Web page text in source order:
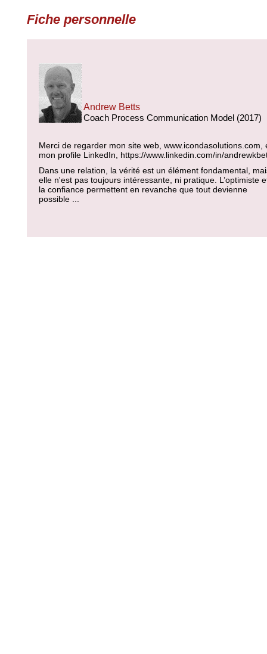
Fiche personnelle
Andrew Betts
Coach Process Communication Model (2017)
Merci de regarder mon site web, www.icondasolutions.com,
mon profile LinkedIn, https://www.linkedin.com/in/
Dans une relation, la vérité est un élément fondamental,
elle n'est pas toujours intéressante, ni pratique. L’optimiste
la confiance permettent en revanche que tout devienne
possible ...